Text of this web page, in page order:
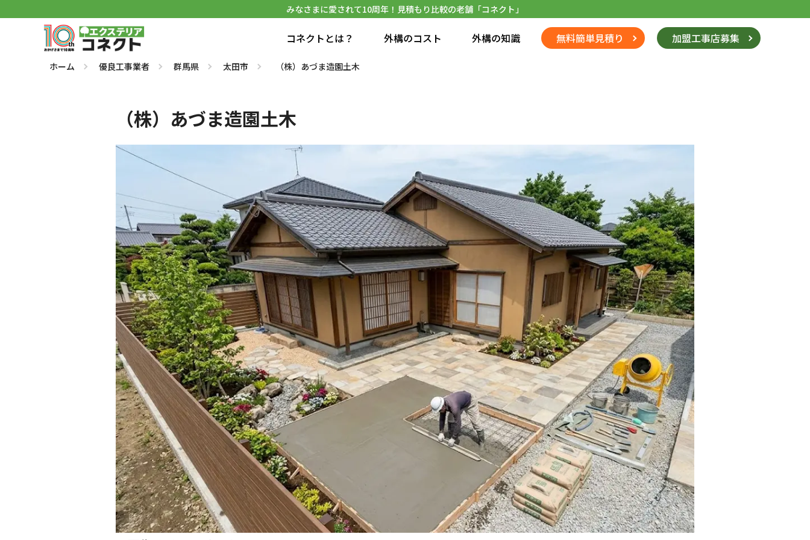
みなさまに愛されて10周年！見積もり比較の老舗「コネクト」
コネクトとは？ 外構のコスト 外構の知識 無料簡単見積り 加盟工事店募集
ホーム 優良工事業者 群馬県 太田市 （株）あづま造園土木
（株）あづま造園土木